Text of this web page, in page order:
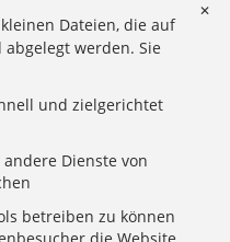
das? Eine Anleitung
Wards Spiritualität
Texte im Überblick
erster Weg nach Rom
✕
Dateien, die auf
werden. Sie
und zielgerichtet
Dienste von
betreiben zu können